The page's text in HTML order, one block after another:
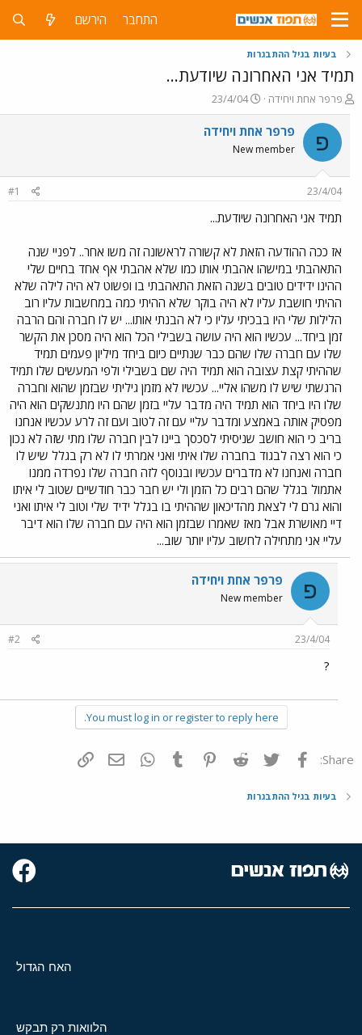
התחבר הירשם
בעיות בגיל ההתבגרות
תמיד אני האחרונה שיודעת...
פ
ו
ת
ח
ה
ש
א
פרפר אחת ויחידה
פ
ו
ר
ם
ר
23/4/04
פ פרפר אחת ויחידה
New member
23/4/04
#1
תמיד אני האחרונה שיודעת...
אז ככה ההודעה הזאת לא קשורה לראשונה זה משו אחר.. לפניי שנה
התאהבתי במישהו אהבתי אותו כמו שלא אהבתי אף אחד בחיים שלי
ההינו ידידים טובים בשנה הזאת התאהבתי בו ופשוט לא היה לילה שלא
ההיתי חושבת עליו לא היה בוקר שלא ההיתי כמה במחשבות עליו רוב
הלילות שלי היו בבכיתי עליו כי לא הבנתי אותו... יש לו חברה והם הרבה
זמן ביחד... עכשיו הוא היה עושה בשבילי הכל הוא היה מסכן את הקשר
שלו עם חברה שלו שהם כבר שנתיים כיום ביחד מיליון פעמים תמיד
שההיתי קצת עצובה הוא תמיד היה שם בשבילי ולפי המעשים שלו תמיד
הרגשתי שיש לו משהו אליי... עכשיו לא מזמן גיליתי שבזמן שהוא וחברה
שלו היו ביחד הוא תמיד היה מדבר עליי בזמן שהם היו מתנשקים הוא היה
מפסיק אותה באמצע ומדבר עליי עם זה לטוב ועם זה לרע עכשיו אנחנו
בריב כי הוא חושב שניסיתי לסכסך ביינו לבין חברה שלו מתי שזה לא נכון
כי הוא רצה לבגוד בחברה שלו איתי ואני אמרתי לו לא רק בגלל שיש לו
חברה ואנחנו לא מדברים עכשיו ובנוסף לזה חברה שלו נפרדה ממנו
אתמול בגלל שהם רבים כל הזמן ולי יש חבר כבר חודשיים שטוב לי איתו
והוא גרם לי לצאת מהדיכאון שההיתי בו בגלל ידיד שלי וטוב לי איתו ואני
דיי מאושרת אבל מאז שאמרו שבזמן הוא היה עם חברה שלו הוא דיבר
עליי אני מתחילה לחשוב עליו יותר שוב...
פ פרפר אחת ויחידה
New member
23/4/04
#2
?
You must log in or register to reply here.
Share: פייסבוק Twitter
Reddit
Pinterest
Tumblr
WhatsAppדואר אלקטרוני
בעיות בגיל ההתבגרות
האח הגדול
הלוואות רק תבקש